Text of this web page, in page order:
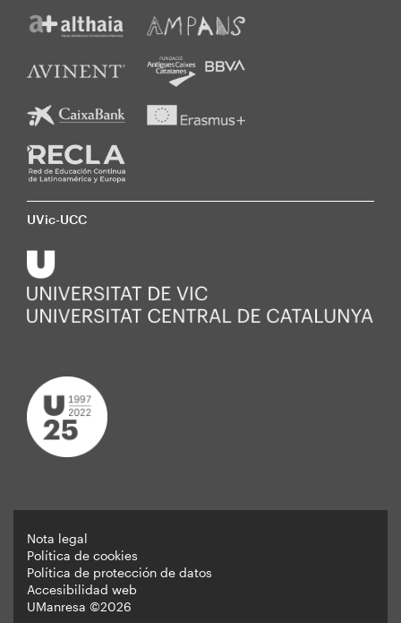
UVic-UCC
Peu
Nota legal
Política de cookies
Política de protección de datos
Accesibilidad web
UManresa ©2026